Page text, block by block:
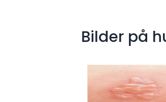
Bilder på